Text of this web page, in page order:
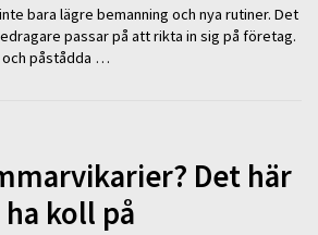
bara lägre bemanning och nya rutiner. Det
passar på att rikta in sig på företag.
och påstådda …
Det här
koll på